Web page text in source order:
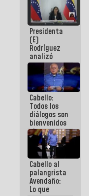
Figuera y
acuerdan
primer
encuentro
presencial
para el
diálogo
Presidenta
(E)
Rodríguez
analizó
junto a
gobernadores
planes de
recuperación
del Sistema
Eléctrico
Nacional
Cabello:
Todos los
diálogos son
bienvenidos
siempre que
estén en el
marco de la
Constitución
de la
República
Cabello al
palangrista
Avendaño:
Lo que